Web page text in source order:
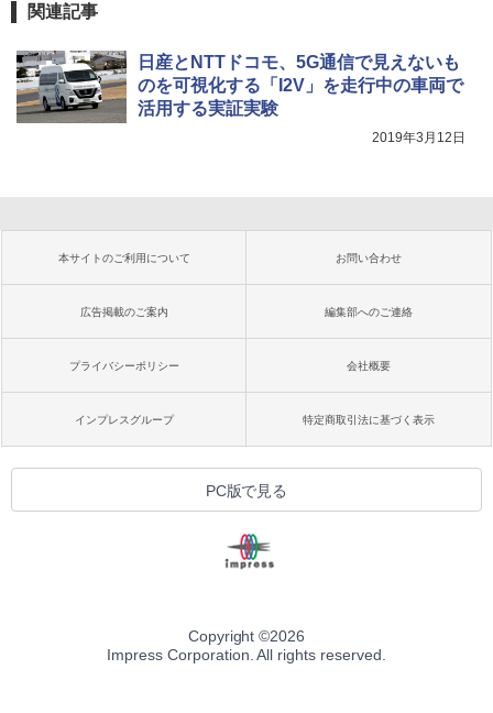
関連記事
日産とNTTドコモ、5G通信で見えないも
のを可視化する「I2V」を走行中の車両で
活用する実証実験
2019年3月12日
本サイトのご利用について お問い合わせ
広告掲載のご案内 編集部へのご連絡
プライバシーポリシー 会社概要
インプレスグループ 特定商取引法に基づく表示
PC版で見る
Copyright ©2026
Impress Corporation. All rights reserved.